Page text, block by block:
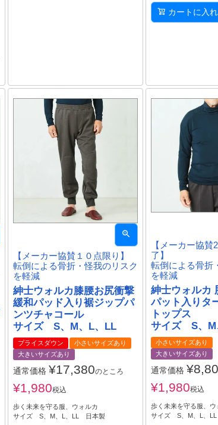
カートに入
【メーカー協賛１０点限り】
転倒による骨折・怪我のリスク
を軽減
紳士ウォルカ膝腰お尻衝撃
緩和パッド入り裾ジップパ
ンツチャコール
サイズ S、M、L、LL
プライスダウン
小さいサイズあり
大きいサイズあり
通常価格 ¥17,380のところ
¥1,980税込
歩く未来を守る服、ウォルカ
サイズ S、M、L、LL 日本製
【メーカー協賛
了】
転倒による骨折
を軽減
紳士ウォルカ
パット入りタ
トップス
サイズ S、M
小さいサイズあり
大きいサイズあり
通常価格 ¥
¥1,980税込
歩く未来を守る服、ウ
サイズ S、M、L、